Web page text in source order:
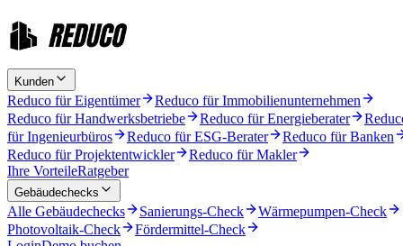
Kunden
Reduco für Eigentümer
Reduco für Immobilienunternehmen
Reduco für Handwerksbetriebe
Reduco für Energieberater
für Ingenieurbüros
Reduco für ESG-Berater
Reduco für Banken
Reduco für Projektentwickler
Reduco für Makler
Ihre VorteileRatgeber
Gebäudechecks
Alle Gebäudechecks Sanierungs-Check
Wärmepumpen-Check
Photovoltaik-Check
Fördermittel-Check